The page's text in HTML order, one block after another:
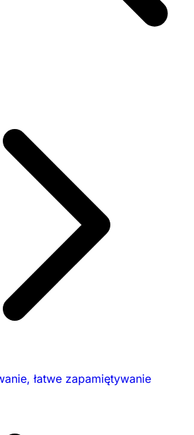
łatwe zapamiętywanie